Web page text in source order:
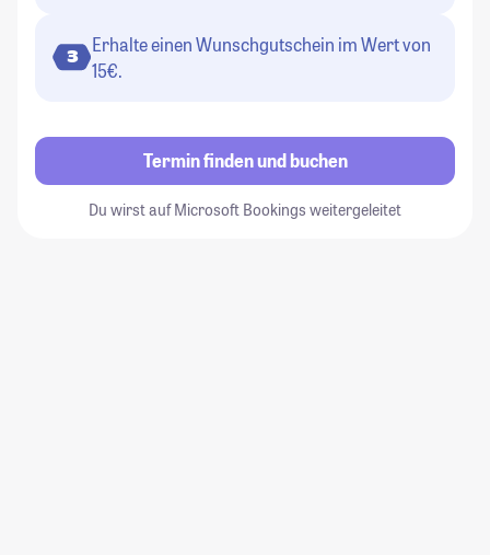
3
Erhalte einen Wunschgutschein im Wert von
15€.
Termin finden und buchen
Du wirst auf Microsoft Bookings weitergeleitet